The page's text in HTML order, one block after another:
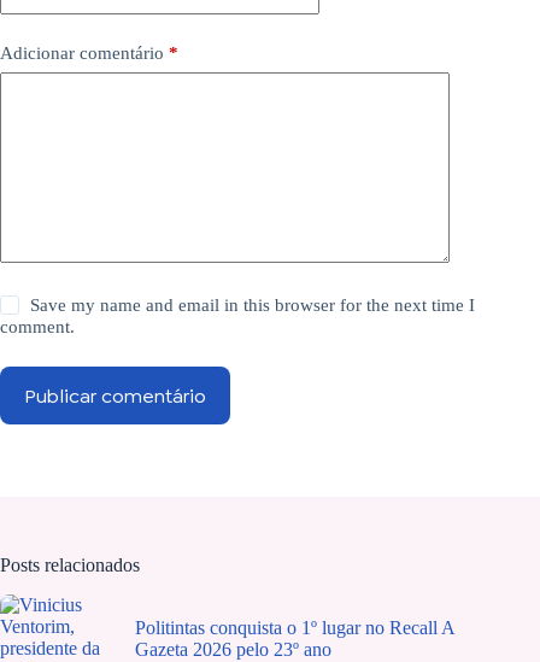
Adicionar comentário *
Save my name and email in this browser for the next time I
comment.
Publicar comentário
Posts relacionados
Politintas conquista o 1º lugar no Recall A
Gazeta 2026 pelo 23º ano